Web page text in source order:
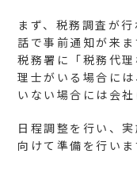
まず、税務調査が
話で事前通知が来ま
税務署に「税務代
理士がいる場合に
いない場合には会社
日程調整を行い、
向けて準備を行いま